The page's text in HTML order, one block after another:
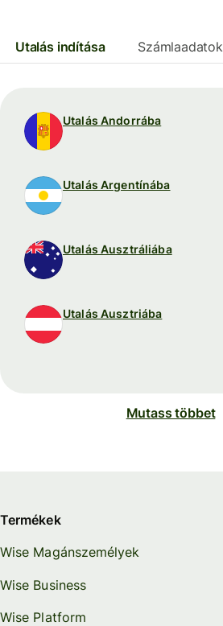
Utalás indítása Számlaadatok
Utalás Andorrába
Utalás Argentínába
Utalás Ausztráliába
Utalás Ausztriába
Mutass többet
Termékek
Wise Magánszemélyek
Wise Business
Wise Platform